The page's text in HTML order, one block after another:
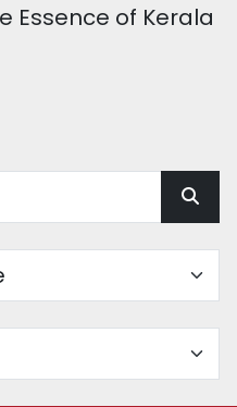
Essence of Kerala